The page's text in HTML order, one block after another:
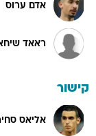
אדם ערוס
ראאד
קישור
אליאס